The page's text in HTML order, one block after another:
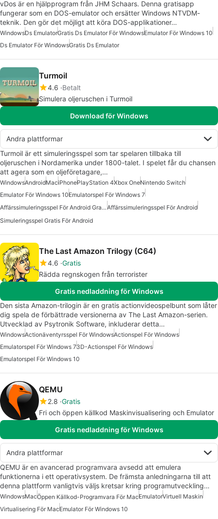
vDos är en hjälpprogram från JHM Schaars. Denna gratisapp
fungerar som en DOS-emulator och ersätter Windows NTVDM-
teknik. Den gör det möjligt att köra DOS-applikationer…
WindowsDs EmulatorGratis Ds Emulator För WindowsEmulator För Windows 10
Ds Emulator För WindowsGratis Ds Emulator
Turmoil
4.6 Betalt
Simulera oljeruschen i Turmoil
Download för Windows
Andra plattformar
Turmoil är ett simuleringsspel som tar spelaren tillbaka till
oljeruschen i Nordamerika under 1800-talet. I spelet får du chansen
att agera som en oljeföretagare,…
WindowsAndroidMaciPhonePlayStation 4Xbox OneNintendo Switch
Emulator För Windows 10Emulatorspel För Windows 7
Affärssimuleringsspel För Android GratisAffärssimuleringsspel För Android
Simuleringsspel Gratis För Android
The Last Amazon Trilogy (C64)
4.6 Gratis
Rädda regnskogen från terrorister
Gratis nedladdning för Windows
Den sista Amazon-trilogin är en gratis actionvideospelbunt som låter
dig spela de förbättrade versionerna av The Last Amazon-serien.
Utvecklad av Psytronik Software, inkluderar detta…
WindowsActionäventyrsspel För WindowsActionspel För Windows
Emulatorspel För Windows 73D-Actionspel För Windows
Emulatorspel För Windows 10
QEMU
2.8 Gratis
Fri och öppen källkod Maskinvisualisering och Emulator
Gratis nedladdning för Windows
Andra plattformar
QEMU är en avancerad programvara avsedd att emulera
funktionerna i ett operativsystem. De främsta anledningarna till att
denna plattform vanligtvis väljs kretsar kring programutveckling…
WindowsMacÖppen Källkod-Programvara För MacEmulatorVirtuell Maskin
Virtualisering För MacEmulator För Windows 10